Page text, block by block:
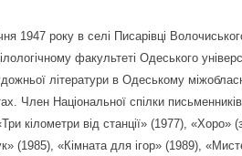
1947 року в селі Писарівці
факультеті Одеського
літератури в Одеському
Член Національної спілки
кілометри від станції» (1977), «Хоро»
(1985), «Кімната для ігор» (1989),